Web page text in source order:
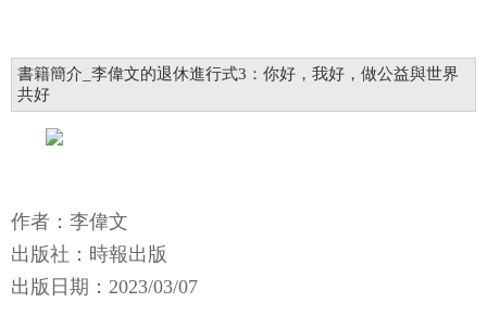
書籍簡介_李偉文的退休進行式3：你好，我好，做公益與世界
共好
作者：李偉文
出版社：時報出版
​​出版日期：2023/03/07